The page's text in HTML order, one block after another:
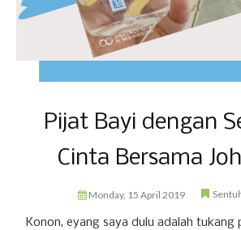
Pijat Bayi dengan
Cinta Bersama
Monday, 15 April 2019
Konon, eyang saya dulu adalah tukang